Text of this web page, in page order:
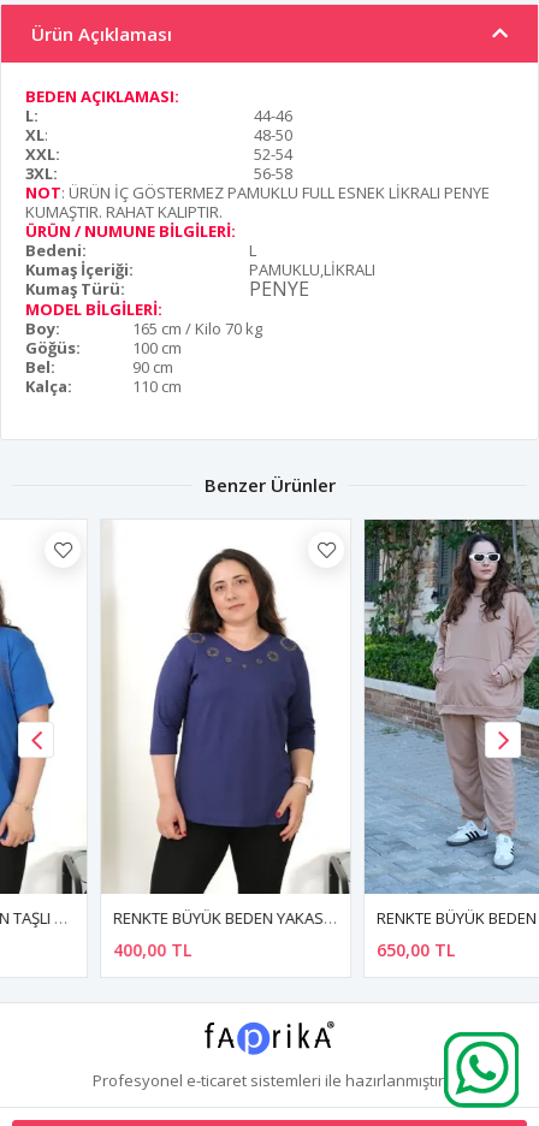
Ürün Açıklaması
BEDEN AÇIKLAMASI:
L:
44-46
XL:
48-50
XXL:
52-54
3XL:
56-58
NOT: ÜRÜN İÇ GÖSTERMEZ PAMUKLU FULL ESNEK LİKRALI PENYE
KUMAŞTIR. RAHAT KALIPTIR.
ÜRÜN / NUMUNE BİLGİLERİ:
Bedeni:
L
Kumaş İçeriği:
PAMUKLU,LİKRALI
Kumaş Türü:
PENYE
MODEL BİLGİLERİ:
Boy:
165 cm / Kilo 70 kg
Göğüs:
100 cm
Bel:
90 cm
Kalça:
110 cm
Benzer Ürünler
RENKTE BÜYÜK BEDEN YAKASI HALKA TAŞLI LACİVERT BLUZ RENKTE BÜYÜK BEDEN ÖZEL ÜRETİM KANGURU CEPLİ SÜTLÜ KAHVE EŞOFMAN TAKIMI
Profesyonel e-ticaretsistemleri ile hazırlanmıştır.